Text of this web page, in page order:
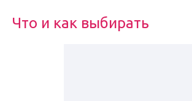
Что и как выбирать